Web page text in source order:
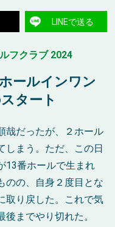
LINEで送る
フクラブ 2024
ールインワン
タート
哉だったが、２ホール
しまう。ただ、この日
13番ホールで生まれ
のの、自身２度目とな
取り戻した。これで気
までやり切れた。